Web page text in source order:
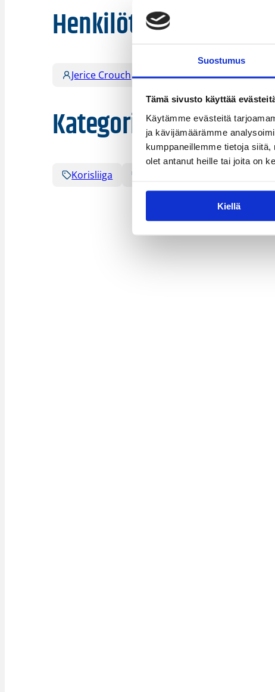
Suostumus
Tämä sivusto käyttää
Käytämme evästeitä
ja kävijämäärämme
kumppaneillemme tietoja
olet antanut heille tai joita on
Kiellä
Henkilöt
Jerice Crouch Tom Westerholm
Kategoriat
Korisliiga